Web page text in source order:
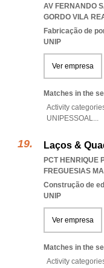
AV FERNANDO
GORDO VILA
Fabricação de
UNIP
Ver empresa
Matches in the
Activity
UNIPESSOAL...
Laços &
PCT HENRIQUE
FREGUESIAS
Construção de
UNIP
Ver empresa
Matches in the
Activity